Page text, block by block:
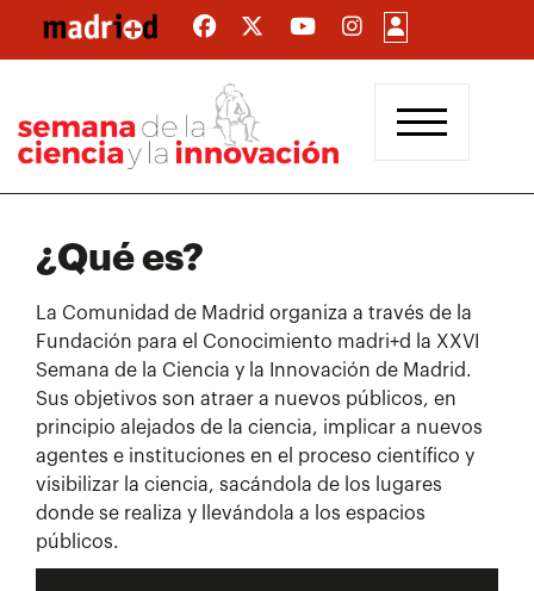
¿Qué es?
La Comunidad de Madrid organiza a través de la
Fundación para el Conocimiento madri+d la XXVI
Semana de la Ciencia y la Innovación de Madrid.
Sus objetivos son atraer a nuevos públicos, en
principio alejados de la ciencia, implicar a nuevos
agentes e instituciones en el proceso científico y
visibilizar la ciencia, sacándola de los lugares
donde se realiza y llevándola a los espacios
públicos.